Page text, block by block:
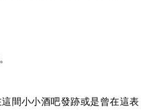
間小小酒吧發跡或是曾在這表